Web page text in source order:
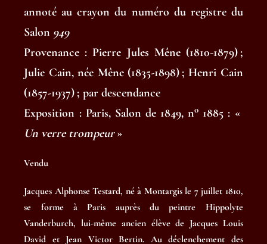
annoté au crayon du numéro du registre du
Salon 949
Provenance : Pierre Jules Mêne (1810-1879) ;
Julie Cain, née Mêne (1835-1898) ; Henri Cain
(1857-1937) ; par descendance
Exposition : Paris, Salon de 1849, no 1885 : «
Un verre trompeur»
Vendu
Jacques Alphonse Testard, né à Montargis le 7 juillet 1810,
se forme à Paris auprès du peintre Hippolyte
Vanderburch, lui-même ancien élève de Jacques Louis
David et Jean Victor Bertin. Au déclenchement des